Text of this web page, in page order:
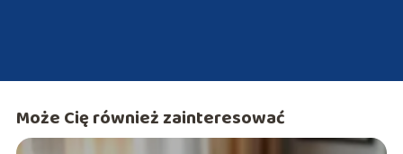
Może Cię również zainteresować